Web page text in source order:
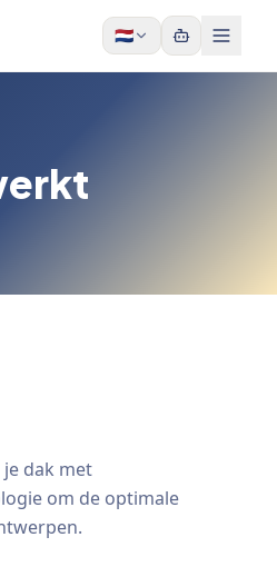
🇳🇱
je dak met
om de optimale